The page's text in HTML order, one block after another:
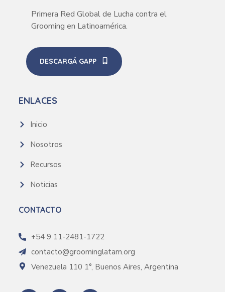
Primera Red Global de Lucha contra el
Grooming en Latinoamérica.
DESCARGÁ GAPP
ENLACES
Inicio
Nosotros
Recursos
Noticias
CONTACTO
+54 9 11-2481-1722
contacto@groominglatam.org
Venezuela 110 1°, Buenos Aires, Argentina